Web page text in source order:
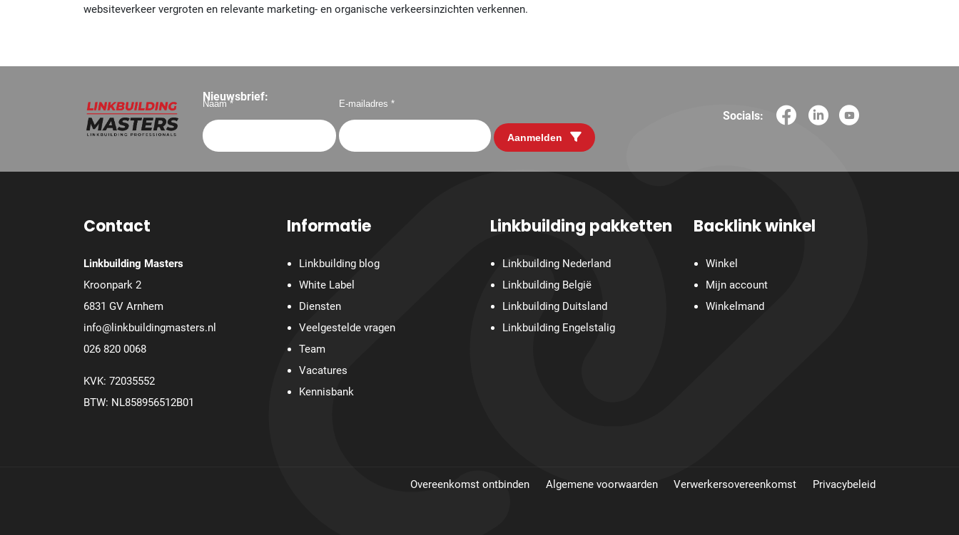
websiteverkeer vergroten en relevante marketing- en organische verkeersinzichten verkennen.
Nieuwsbrief:
Naam * E-mailadres *
Aanmelden
Socials:
Contact
Linkbuilding Masters
Kroonpark 2
6831 GV Arnhem
info@linkbuildingmasters.nl
026 820 0068
KVK: 72035552
BTW: NL858956512B01
Informatie
Linkbuilding blog
White Label
Diensten
Veelgestelde vragen
Team
Vacatures
Kennisbank
Linkbuilding pakketten
Linkbuilding Nederland
Linkbuilding België
Linkbuilding Duitsland
Linkbuilding Engelstalig
Backlink winkel
Winkel
Mijn account
Winkelmand
Overeenkomst ontbinden Algemene voorwaarden Verwerkersovereenkomst Privacybeleid